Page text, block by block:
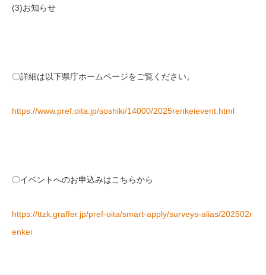
(3)お知らせ
〇詳細は以下県庁ホームページをご覧ください。
https://www.pref.oita.jp/soshiki/14000/2025renkeievent.html
〇イベントへのお申込みはこちらから
https://ttzk.graffer.jp/pref-oita/smart-apply/surveys-alias/202502r
enkei